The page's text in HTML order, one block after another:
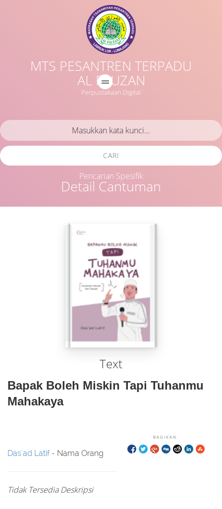
MTS PESANTREN TERPADU
AL FAUZAN
Perpustakaan Digital
Detail Cantuman
CARI
Pencarian Spesifik
Text
Bapak Boleh Miskin Tapi Tuhanmu
Mahakaya
BAGIKAN:
Das'ad Latif- Nama Orang
Tidak Tersedia Deskripsi